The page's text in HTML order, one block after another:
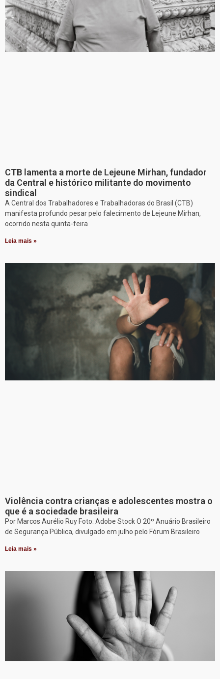
CTB lamenta a morte de Lejeune Mirhan, fundador
da Central e histórico militante do movimento
sindical
A Central dos Trabalhadores e Trabalhadoras do Brasil (CTB)
manifesta profundo pesar pelo falecimento de Lejeune Mirhan,
ocorrido nesta quinta-feira
Leia mais »
Violência contra crianças e adolescentes mostra o
que é a sociedade brasileira
Por Marcos Aurélio Ruy Foto: Adobe Stock O 20º Anuário Brasileiro
de Segurança Pública, divulgado em julho pelo Fórum Brasileiro
Leia mais »